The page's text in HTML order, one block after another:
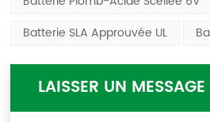
Batterie SLA Approuvée UL
LAISSER UN MESSAGE